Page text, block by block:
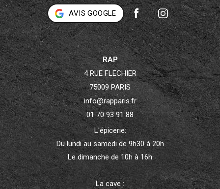
AVIS GOOGLE
RAP
4 RUE FLECHIER
75009 PARIS
info@rapparis.fr
01 70 93 91 88
L'épicerie:
Du lundi au samedi de 9h30 à 20h
Le dimanche de 10h à 16h
La cave :